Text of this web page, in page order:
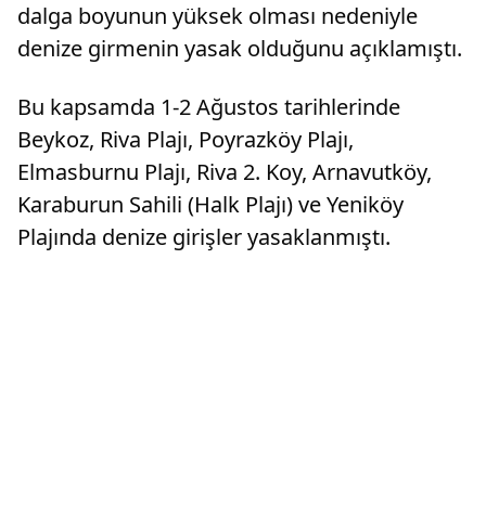
dalga boyunun yüksek olması nedeniyle
denize girmenin yasak olduğunu açıklamıştı.
Bu kapsamda 1-2 Ağustos tarihlerinde
Beykoz, Riva Plajı, Poyrazköy Plajı,
Elmasburnu Plajı, Riva 2. Koy, Arnavutköy,
Karaburun Sahili (Halk Plajı) ve Yeniköy
Plajında denize girişler yasaklanmıştı.